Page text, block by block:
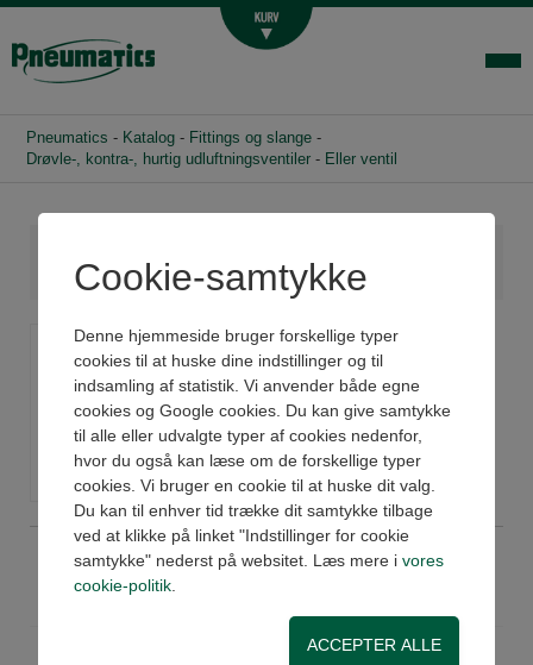
Fittings og slange
Handelsbetingelser
Login-infocenter
Pneumatics - Katalog - Fittings og slange -
Drøvle-, kontra-, hurtig udluftningsventiler - Eller ventil
Eller ventil
Se datablad
Eller ventil 1/8"
På lager
Pris: 185,00 DKK ex moms
Eller ventil 1/4"
Cookie-samtykke
Denne hjemmeside bruger forskellige typer
cookies til at huske dine indstillinger og til
indsamling af statistik. Vi anvender både egne
cookies og Google cookies. Du kan give samtykke
til alle eller udvalgte typer af cookies nedenfor,
hvor du også kan læse om de forskellige typer
cookies. Vi bruger en cookie til at huske dit valg.
Du kan til enhver tid trække dit samtykke tilbage
ved at klikke på linket "Indstillinger for cookie
samtykke" nederst på websitet. Læs mere i vores
cookie-politik